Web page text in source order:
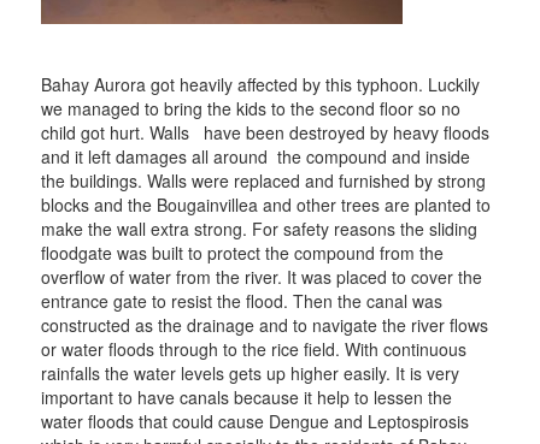
Bahay Aurora got heavily affected by this typhoon. Luckily
we managed to bring the kids to the second floor so no
child got hurt. Walls have been destroyed by heavy floods
and it left damages all around the compound and inside
the buildings. Walls were replaced and furnished by strong
blocks and the Bougainvillea and other trees are planted to
make the wall extra strong. For safety reasons the sliding
floodgate was built to protect the compound from the
overflow of water from the river. It was placed to cover the
entrance gate to resist the flood. Then the canal was
constructed as the drainage and to navigate the river flows
or water floods through to the rice field. With continuous
rainfalls the water levels gets up higher easily. It is very
important to have canals because it help to lessen the
water floods that could cause Dengue and Leptospirosis